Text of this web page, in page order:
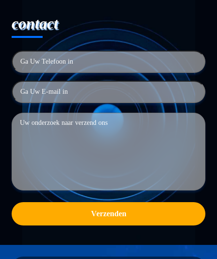
contact
Verzenden